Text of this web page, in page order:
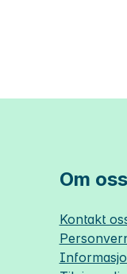
Om oss
Kontakt